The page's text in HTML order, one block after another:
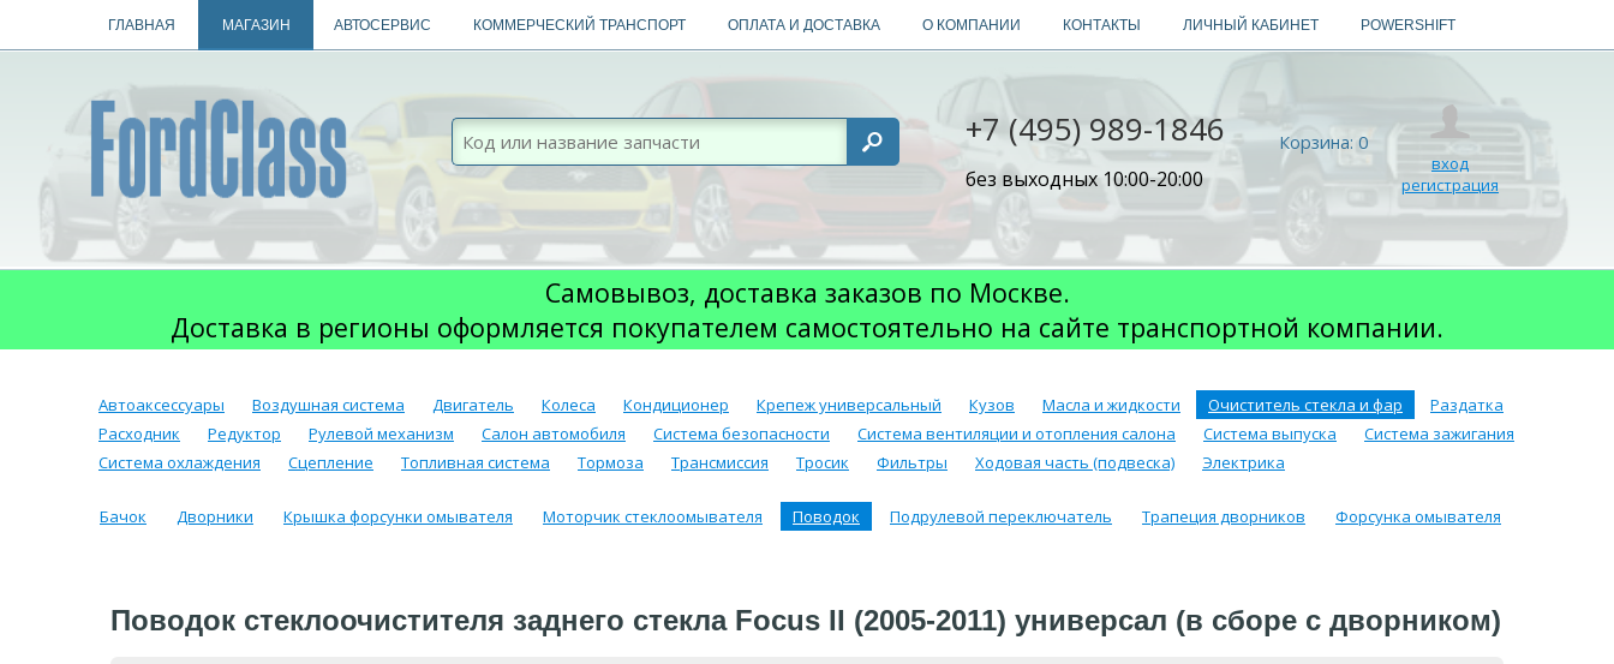
ГЛАВНАЯ МАГАЗИН АВТОСЕРВИС КОММЕРЧЕСКИЙ ТРАНСПОРТ ОПЛАТА И ДОСТАВКА О КОМПАНИИ КОНТАКТЫ ЛИЧНЫЙ КАБИНЕТ POWERSHIFT
+7 (495) 989-1846
без выходных 10:00-20:00
вход
регистрация
Корзина: 0
Самовывоз, доставка заказов по Москве.
Доставка в регионы оформляется покупателем самостоятельно на сайте транспортной компании.
Автоаксессуары Воздушная система Двигатель Колеса Кондиционер Крепеж универсальный Кузов Масла и жидкости Очиститель стекла и фар
Раздатка
Расходник
Редуктор Рулевой механизм Салон автомобиля Система безопасности Система вентиляции и отопления салона Система выпуска
Система зажигания
Система охлаждения
Сцепление Топливная система Тормоза Трансмиссия Тросик Фильтры Ходовая часть (подвеска) Электрика
Бачок Дворники Крышка форсунки омывателя Моторчик стеклоомывателя Поводок Подрулевой переключатель Трапеция дворников Форсунка омывателя
Поводок стеклоочистителя заднего стекла Focus II (2005-2011) универсал (в сборе с дворником)